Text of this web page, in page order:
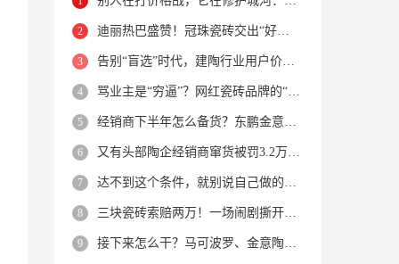
迪丽热巴盛赞！冠珠瓷砖交出“好房子”的标准答卷
告别“盲选”时代，建陶行业用户价值正在被改写！
骂业主是“穷逼”？网红瓷砖品牌的“真实面目”被揭开了！
经销商下半年怎么备货？东鹏金意陶马可波罗等10大品牌集体亮剑
又有头部陶企经销商窜货被罚3.2万！品牌区域保护岌岌可危？
达不到这个条件，就别说自己做的是质感砖！
三块瓷砖索赔两万！一场闹剧撕开了装修“碰瓷”的遮羞布
接下来怎么干？马可波罗、金意陶、蒙娜丽莎、箭牌、欧神诺、宏宇…